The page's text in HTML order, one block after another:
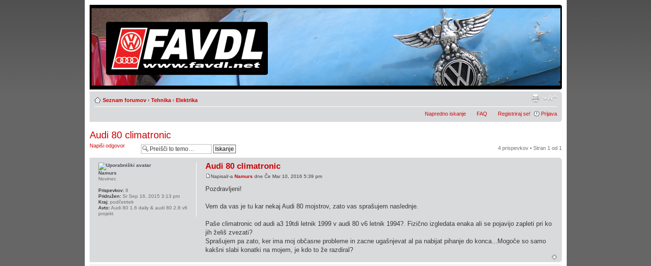
Seznam forumov ‹ Tehnika ‹ Elektrika
Napredno iskanje FAQ Registriraj se! Prijava
Audi 80 climatronic
Napiši odgovor 4 prispevkov • Stran 1 od 1
Audi 80 climatronic
Napisal/-a Namurs dne Če Mar 10, 2016 5:39 pm
Pozdravljeni!
Vem da vas je tu kar nekaj Audi 80 mojstrov, zato vas sprašujem naslednje.
Paše climatronic od audi a3 19tdi letnik 1999 v audi 80 v6 letnik 1994?. Fizično izgledata enaka ali se pojavijo zapleti pri ko
jih želiš zvezati?
Sprašujem pa zato, ker ima moj občasne probleme in zacne ugašnjevat al pa nabijat pihanje do konca...Mogoče so samo
kakšni slabi konatki na mojem, je kdo to že razdiral?
Namurs
Novinec
Prispevkov: 8
Pridružen: Sr Sep 16, 2015 3:13 pm
Kraj: podčetrtek
Avto: Audi 80 1.6 daily & audi 80 2.8 v6
projekt